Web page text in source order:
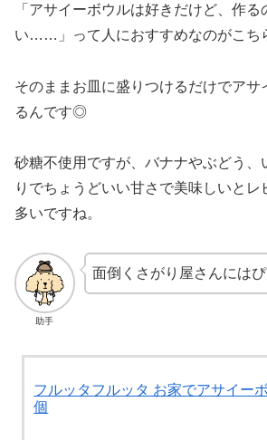
「アサイーボウルは好きだけど、作る
い……」って人におすすめなのがこち
そのままお皿に盛りつけるだけでアサ
るんです◎
砂糖不使用ですが、バナナやぶどう、
りでちょうどいい甘さで美味しいと
多いですね。
助手
面倒くさがり屋さんにはぴ
フルッタフルッタ お家でアサイー
個